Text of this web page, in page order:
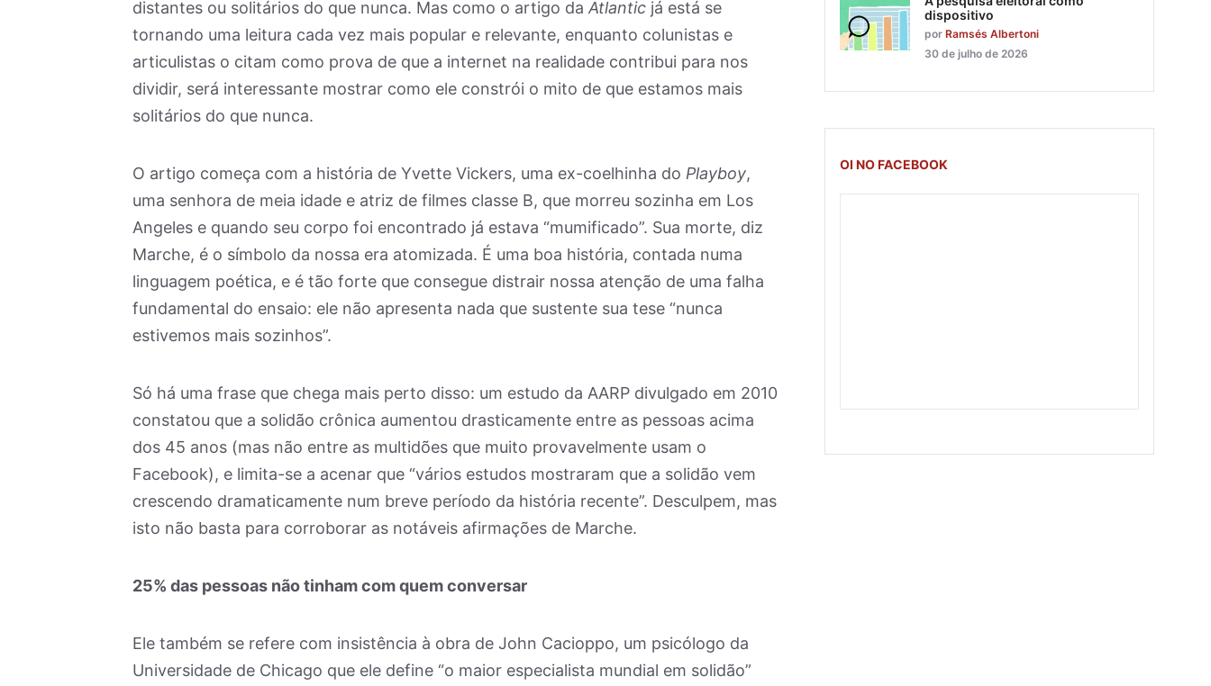
distantes ou solitários do que nunca. Mas como o artigo da Atlantic já está se
tornando uma leitura cada vez mais popular e relevante, enquanto colunistas e
articulistas o citam como prova de que a internet na realidade contribui para nos
dividir, será interessante mostrar como ele constrói o mito de que estamos mais
solitários do que nunca.
O artigo começa com a história de Yvette Vickers, uma ex-coelhinha do Playboy,
uma senhora de meia idade e atriz de filmes classe B, que morreu sozinha em Los
Angeles e quando seu corpo foi encontrado já estava “mumificado”. Sua morte, diz
Marche, é o símbolo da nossa era atomizada. É uma boa história, contada numa
linguagem poética, e é tão forte que consegue distrair nossa atenção de uma falha
fundamental do ensaio: ele não apresenta nada que sustente sua tese “nunca
estivemos mais sozinhos”.
Só há uma frase que chega mais perto disso: um estudo da AARP divulgado em 2010
constatou que a solidão crônica aumentou drasticamente entre as pessoas acima
dos 45 anos (mas não entre as multidões que muito provavelmente usam o
Facebook), e limita-se a acenar que “vários estudos mostraram que a solidão vem
crescendo dramaticamente num breve período da história recente”. Desculpem, mas
isto não basta para corroborar as notáveis afirmações de Marche.
25% das pessoas não tinham com quem conversar
Ele também se refere com insistência à obra de John Cacioppo, um psicólogo da
Universidade de Chicago que ele define “o maior especialista mundial em solidão”
dispositivo
por Ramsés Albertoni
30 de julho de 2026
OI NO FACEBOOK